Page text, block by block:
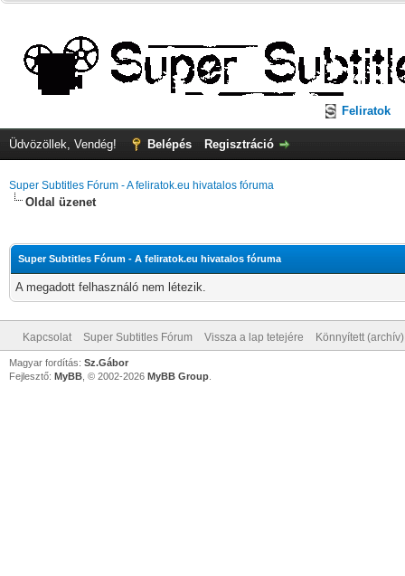
Feliratok
Üdvözöllek, Vendég! Belépés Regisztráció
Super Subtitles Fórum - A feliratok.eu hivatalos fóruma
Oldal üzenet
Super Subtitles Fórum - A feliratok.eu hivatalos fóruma
A megadott felhasználó nem létezik.
Kapcsolat Super Subtitles Fórum Vissza a lap tetejére Könnyített
Magyar fordítás: Sz.Gábor
Fejlesztő: MyBB , © 2002-2026 MyBB Group